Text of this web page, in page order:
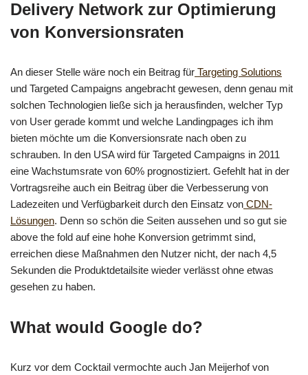
Delivery Network zur Optimierung
von Konversionsraten
An dieser Stelle wäre noch ein Beitrag für Targeting Solutions
und Targeted Campaigns angebracht gewesen, denn genau mit
solchen Technologien ließe sich ja herausfinden, welcher Typ
von User gerade kommt und welche Landingpages ich ihm
bieten möchte um die Konversionsrate nach oben zu
schrauben. In den USA wird für Targeted Campaigns in 2011
eine Wachstumsrate von 60% prognostiziert. Gefehlt hat in der
Vortragsreihe auch ein Beitrag über die Verbesserung von
Ladezeiten und Verfügbarkeit durch den Einsatz von CDN-
Lösungen. Denn so schön die Seiten aussehen und so gut sie
above the fold auf eine hohe Konversion getrimmt sind,
erreichen diese Maßnahmen den Nutzer nicht, der nach 4,5
Sekunden die Produktdetailsite wieder verlässt ohne etwas
gesehen zu haben.
What would Google do?
Kurz vor dem Cocktail vermochte auch Jan Meijerhof von